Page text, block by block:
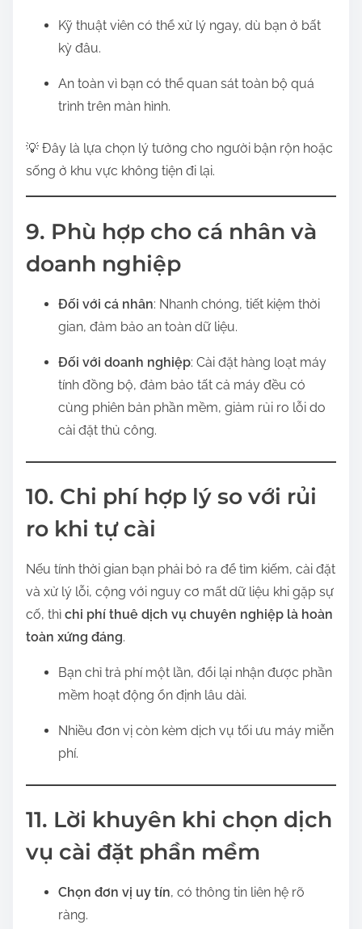
Kỹ thuật viên có thể xử lý ngay, dù bạn ở bất
kỳ đâu.
An toàn vì bạn có thể quan sát toàn bộ quá
trình trên màn hình.
💡 Đây là lựa chọn lý tưởng cho người bận rộn hoặc
sống ở khu vực không tiện đi lại.
9. Phù hợp cho cá nhân và
doanh nghiệp
Đối với cá nhân: Nhanh chóng, tiết kiệm thời
gian, đảm bảo an toàn dữ liệu.
Đối với doanh nghiệp: Cài đặt hàng loạt máy
tính đồng bộ, đảm bảo tất cả máy đều có
cùng phiên bản phần mềm, giảm rủi ro lỗi do
cài đặt thủ công.
10. Chi phí hợp lý so với rủi
ro khi tự cài
Nếu tính thời gian bạn phải bỏ ra để tìm kiếm, cài đặt
và xử lý lỗi, cộng với nguy cơ mất dữ liệu khi gặp sự
cố, thì chi phí thuê dịch vụ chuyên nghiệp là hoàn
toàn xứng đáng.
Bạn chỉ trả phí một lần, đổi lại nhận được phần
mềm hoạt động ổn định lâu dài.
Nhiều đơn vị còn kèm dịch vụ tối ưu máy miễn
phí.
11. Lời khuyên khi chọn dịch
vụ cài đặt phần mềm
Chọn đơn vị uy tín, có thông tin liên hệ rõ
ràng.